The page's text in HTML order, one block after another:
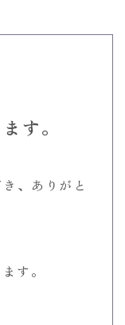
す。
、ありがと
す。